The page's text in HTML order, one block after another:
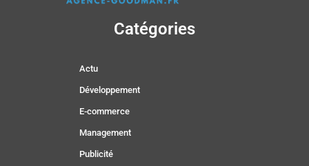
Catégories
Actu
Développement
E-commerce
Management
Publicité